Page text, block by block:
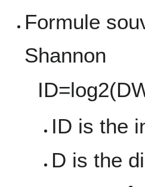
Formule
Shannon
ID=log2(D
ID is the
D is the